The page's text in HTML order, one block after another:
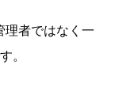
理者ではなく一
。